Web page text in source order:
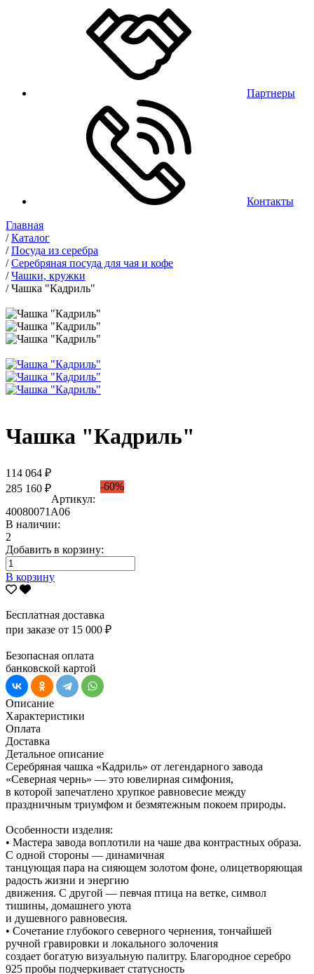
Партнеры
Контакты
Главная
/Каталог
/Посуда из серебра
/Серебряная посуда для чая и кофе
/Чашки, кружки
/Чашка "Кадриль"
Чашка "Кадриль"
114 064 ₽
285 160 ₽
-60%
Артикул:
40080071А06
В наличии:
2
Добавить в корзину:
В корзину
Бесплатная доставка
при заказе от 15 000 ₽
Безопасная оплата
банковской картой
Описание
Характеристики
Оплата
Доставка
Детальное описание
Серебряная чашка «Кадриль» от легендарного завода
«Северная чернь» — это ювелирная симфония,
в которой запечатлено хрупкое равновесие между
праздничным триумфом и безмятежным покоем природы.
Особенности изделия:
• Мастера завода воплотили на чаше два контрастных образа.
С одной стороны — динамичная
танцующая пара на сияющем золотом фоне, олицетворяющая
радость жизни и энергию
движения. С другой — певчая птица на ветке, символ
тишины, домашнего уюта
и душевного равновесия.
• Сочетание глубокого северного чернения, тончайшей
ручной гравировки и локального золочения
создает богатую визуальную палитру. Благородное серебро
925 пробы подчеркивает статусность